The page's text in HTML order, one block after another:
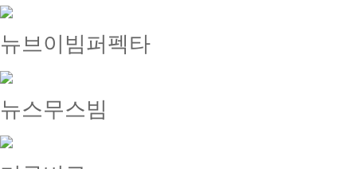
뉴브이빔퍼펙타
뉴스무스빔